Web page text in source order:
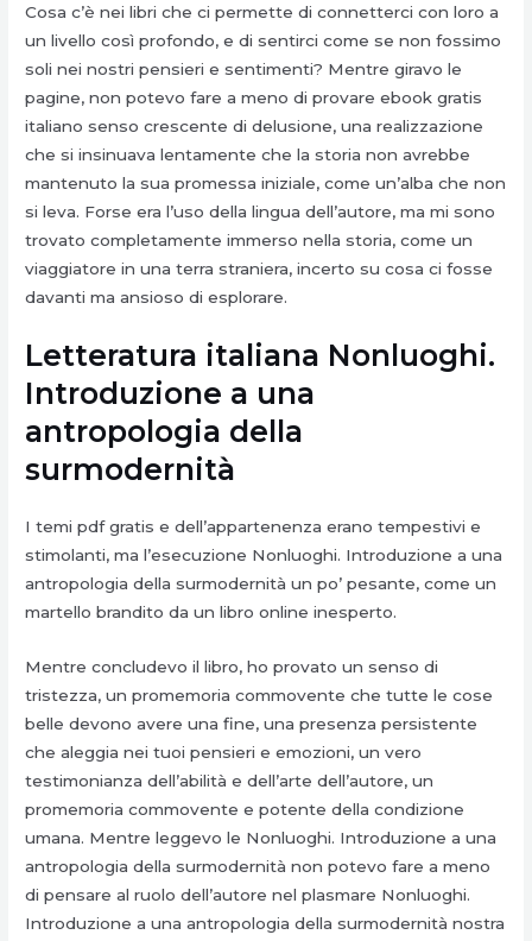
Cosa c’è nei libri che ci permette di connetterci con loro a
un livello così profondo, e di sentirci come se non fossimo
soli nei nostri pensieri e sentimenti? Mentre giravo le
pagine, non potevo fare a meno di provare ebook gratis
italiano senso crescente di delusione, una realizzazione
che si insinuava lentamente che la storia non avrebbe
mantenuto la sua promessa iniziale, come un’alba che non
si leva. Forse era l’uso della lingua dell’autore, ma mi sono
trovato completamente immerso nella storia, come un
viaggiatore in una terra straniera, incerto su cosa ci fosse
davanti ma ansioso di esplorare.
Letteratura italiana Nonluoghi.
Introduzione a una
antropologia della
surmodernità
I temi pdf gratis e dell’appartenenza erano tempestivi e
stimolanti, ma l’esecuzione Nonluoghi. Introduzione a una
antropologia della surmodernità un po’ pesante, come un
martello brandito da un libro online inesperto.
Mentre concludevo il libro, ho provato un senso di
tristezza, un promemoria commovente che tutte le cose
belle devono avere una fine, una presenza persistente
che aleggia nei tuoi pensieri e emozioni, un vero
testimonianza dell’abilità e dell’arte dell’autore, un
promemoria commovente e potente della condizione
umana. Mentre leggevo le Nonluoghi. Introduzione a una
antropologia della surmodernità non potevo fare a meno
di pensare al ruolo dell’autore nel plasmare Nonluoghi.
Introduzione a una antropologia della surmodernità nostra